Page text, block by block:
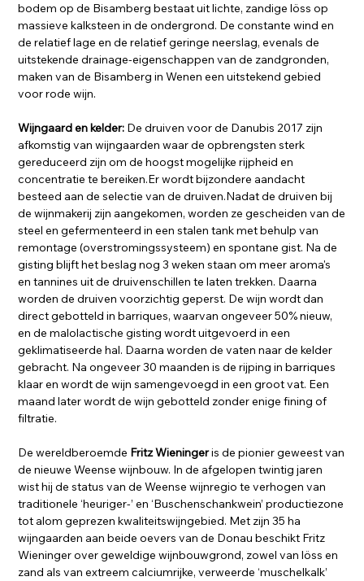
bodem op de Bisamberg bestaat uit lichte, zandige löss op
massieve kalksteen in de ondergrond. De constante wind en
de relatief lage en de relatief geringe neerslag, evenals de
uitstekende drainage-eigenschappen van de zandgronden,
maken van de Bisamberg in Wenen een uitstekend gebied
voor rode wijn.
Wijngaard en kelder: De druiven voor de Danubis 2017 zijn
afkomstig van wijngaarden waar de opbrengsten sterk
gereduceerd zijn om de hoogst mogelijke rijpheid en
concentratie te bereiken.Er wordt bijzondere aandacht
besteed aan de selectie van de druiven.Nadat de druiven bij
de wijnmakerij zijn aangekomen, worden ze gescheiden van de
steel en gefermenteerd in een stalen tank met behulp van
remontage (overstromingssysteem) en spontane gist. Na de
gisting blijft het beslag nog 3 weken staan om meer aroma's
en tannines uit de druivenschillen te laten trekken. Daarna
worden de druiven voorzichtig geperst. De wijn wordt dan
direct gebotteld in barriques, waarvan ongeveer 50% nieuw,
en de malolactische gisting wordt uitgevoerd in een
geklimatiseerde hal. Daarna worden de vaten naar de kelder
gebracht. Na ongeveer 30 maanden is de rijping in barriques
klaar en wordt de wijn samengevoegd in een groot vat. Een
maand later wordt de wijn gebotteld zonder enige fining of
filtratie.
De wereldberoemde Fritz Wieningeris de pionier geweest van
de nieuwe Weense wijnbouw. In de afgelopen twintig jaren
wist hij de status van de Weense wijnregio te verhogen van
traditionele ‘heuriger-’ en ‘Buschenschankwein’ productiezone
tot alom geprezen kwaliteitswijngebied. Met zijn 35 ha
wijngaarden aan beide oevers van de Donau beschikt Fritz
Wieninger over geweldige wijnbouwgrond, zowel van löss en
zand als van extreem calciumrijke, verweerde ‘muschelkalk’